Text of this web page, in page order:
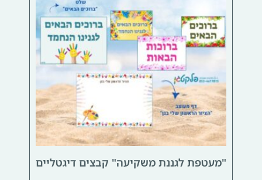
"מעטפת לגננת משקיעה" קבצים דיגטליים